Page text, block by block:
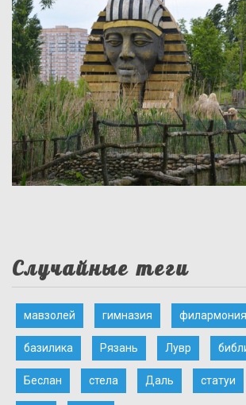
Случайные теги
мавзолей гимназия филармония
базилика Рязань Лувр
Беслан стела Даль статуи